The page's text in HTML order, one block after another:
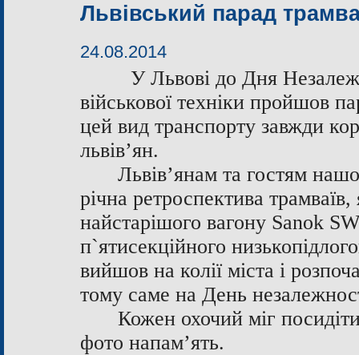
Львівський парад
24.08.2014
У Львові до Дня
військової техніки пройшов
цей вид транспорту завжди
львів’ян.
Львів’янам та гостям
річна ретроспектива
найстарішого вагону Sanok
п`ятисекційного
вийшов на колії міста і
тому саме на День
Кожен охочий міг
фото напам’ять.